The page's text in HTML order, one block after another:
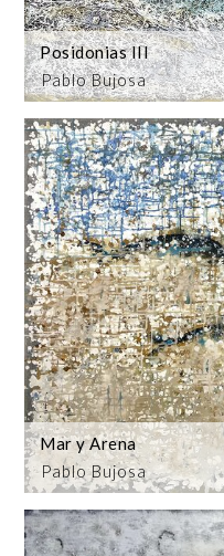
Pablo Bujosa
Posidonias III
Pablo Bujosa
Mar y Arena